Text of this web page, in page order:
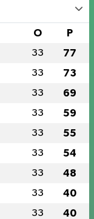
O P
33 77
33 73
33 69
33 59
33 55
33 54
33 48
33 40
33 40